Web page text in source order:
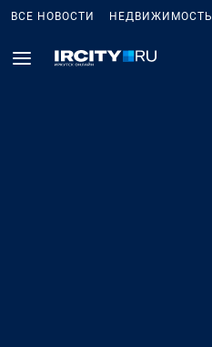
ВСЕ НОВОСТИ НЕДВИЖИМОСТЬ